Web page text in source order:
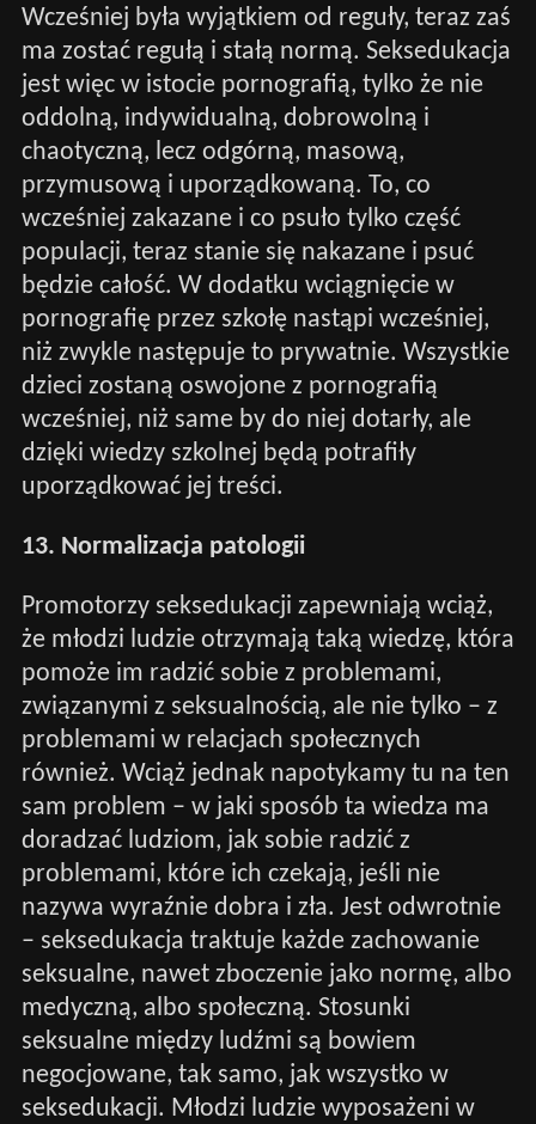
Wcześniej była wyjątkiem od reguły, teraz zaś
ma zostać regułą i stałą normą. Seksedukacja
jest więc w istocie pornografią, tylko że nie
oddolną, indywidualną, dobrowolną i
chaotyczną, lecz odgórną, masową,
przymusową i uporządkowaną. To, co
wcześniej zakazane i co psuło tylko część
populacji, teraz stanie się nakazane i psuć
będzie całość. W dodatku wciągnięcie w
pornografię przez szkołę nastąpi wcześniej,
niż zwykle następuje to prywatnie. Wszystkie
dzieci zostaną oswojone z pornografią
wcześniej, niż same by do niej dotarły, ale
dzięki wiedzy szkolnej będą potrafiły
uporządkować jej treści.
13. Normalizacja patologii
Promotorzy seksedukacji zapewniają wciąż,
że młodzi ludzie otrzymają taką wiedzę, która
pomoże im radzić sobie z problemami,
związanymi z seksualnością, ale nie tylko – z
problemami w relacjach społecznych
również. Wciąż jednak napotykamy tu na ten
sam problem – w jaki sposób ta wiedza ma
doradzać ludziom, jak sobie radzić z
problemami, które ich czekają, jeśli nie
nazywa wyraźnie dobra i zła. Jest odwrotnie
– seksedukacja traktuje każde zachowanie
seksualne, nawet zboczenie jako normę, albo
medyczną, albo społeczną. Stosunki
seksualne między ludźmi są bowiem
negocjowane, tak samo, jak wszystko w
seksedukacji. Młodzi ludzie wyposażeni w